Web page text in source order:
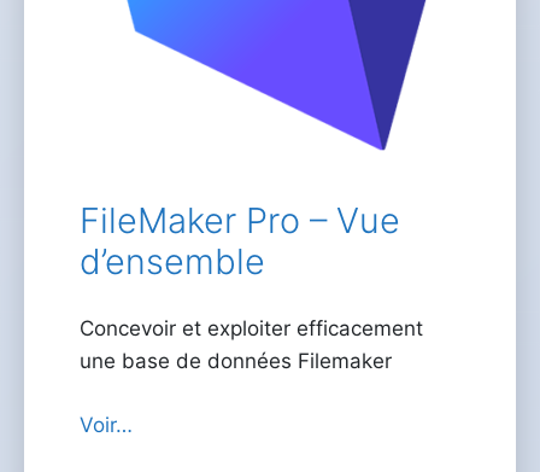
FileMaker Pro – Vue
d’ensemble
Concevoir et exploiter efficacement
une base de données Filemaker
Voir…